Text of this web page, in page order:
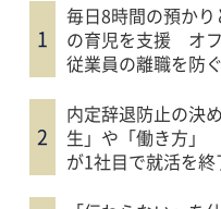
毎日8時間の預か
の育児を支援 オフ
従業員の離職を防
内定辞退防止の決
生」や「働き方」
が1社目で就活を終